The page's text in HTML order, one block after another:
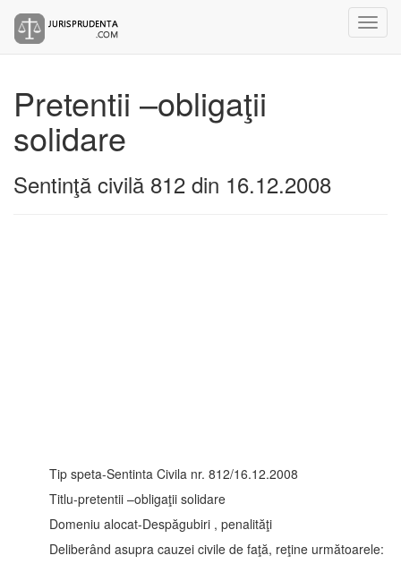
Pretentii –obligaţii
solidare
Sentinţă civilă 812 din 16.12.2008
Tip speta-Sentinta Civila nr. 812/16.12.2008
Titlu-pretentii –obligaţii solidare
Domeniu alocat-Despăgubiri , penalităţi
Deliberând asupra cauzei civile de faţă, reţine următoarele: